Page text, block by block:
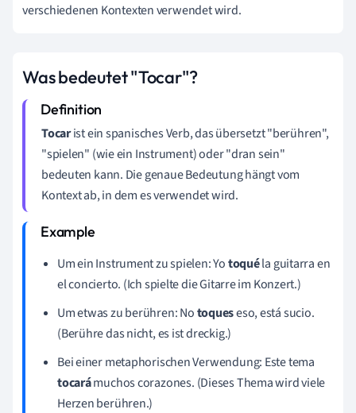
verschiedenen Kontexten verwendet wird.
Was bedeutet "Tocar"?
Tocarist ein spanisches Verb, das übersetzt "berühren",
"spielen" (wie ein Instrument) oder "dran sein"
bedeuten kann. Die genaue Bedeutung hängt vom
Kontext ab, in dem es verwendet wird.
Um ein Instrument zu spielen: Yotoquéla guitarra en
el concierto. (Ich spielte die Gitarre im Konzert.)
Um etwas zu berühren: Notoqueseso, está sucio.
(Berühre das nicht, es ist dreckig.)
Bei einer metaphorischen Verwendung: Este tema
tocarámuchos corazones. (Dieses Thema wird viele
Herzen berühren.)